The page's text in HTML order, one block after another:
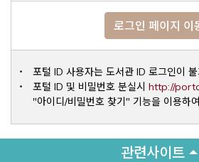
로그인 페이지 이
포털 ID 사용자는 도서관 ID 로그인이
포털 ID 및 비밀번호 분실시 http://
"아이디/비밀번호 찾기" 기능을 이용하
관련사이트